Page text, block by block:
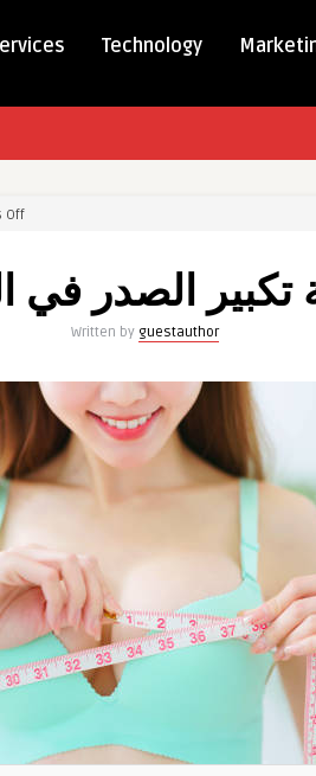
Technology
Offon
تكبير
الصدر
2025
الصدر في
Written by guestauthor